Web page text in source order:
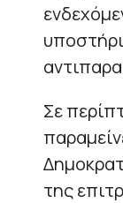
Σε
της